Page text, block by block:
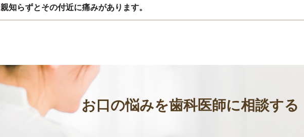
親知らずとその付近に痛みがあります。
お口の悩みを歯科医師に相談する